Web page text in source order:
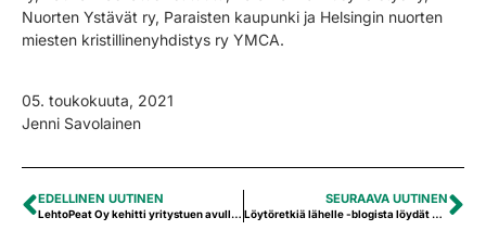
Nuorten Ystävät ry, Paraisten kaupunki ja Helsingin nuorten
miesten kristillinenyhdistys ry YMCA.
05. toukokuuta, 2021
Jenni Savolainen
EDELLINEN UUTINEN
LehtoPeat Oy kehitti yritystuen avulla SuoSpan toimintaa
SEURAAVA UUTINEN
Löytöretkiä lähelle -blogista löydät kesän parhaimmat kohteet läheltäsi